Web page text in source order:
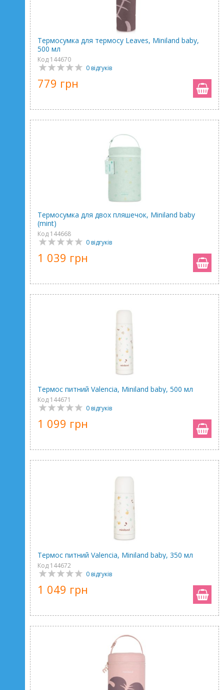
Термосумка для термосу Leaves, Miniland baby,
500 мл
Код 144670
0 відгуків
779 грн
Термосумка для двох пляшечок, Miniland baby
(mint)
Код 144668
0 відгуків
1 039 грн
Термос питний Valencia, Miniland baby, 500 мл
Код 144671
0 відгуків
1 099 грн
Термос питний Valencia, Miniland baby, 350 мл
Код 144672
0 відгуків
1 049 грн